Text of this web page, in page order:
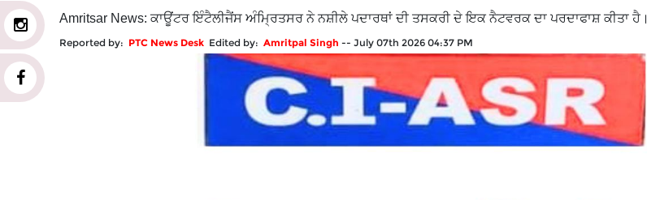
Amritsar News: ਕਾਊਂਟਰ ਇੰਟੈਲੀਜੈਂਸ ਅੰਮ੍ਰਿਤਸਰ ਨੇ ਨਸ਼ੀਲੇ ਪਦਾਰਥਾਂ ਦੀ ਤਸਕਰੀ ਦੇ ਇਕ ਨੈਟਵਰਕ ਦਾ ਪਰਦਾਫਾਸ਼ ਕੀਤਾ ਹੈ।
Reported by: PTC News Desk Edited by: Amritpal Singh -- July 07th 2026 04:37 PM